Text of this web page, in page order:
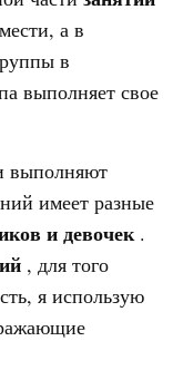
а в
в
выполняет свое
выполняют
имеет разные
и девочек .
, для того
я использую